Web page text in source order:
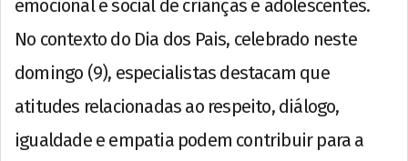
emocional e social de crianças e adolescentes.
No contexto do Dia dos Pais, celebrado neste
domingo (9), especialistas destacam que
atitudes relacionadas ao respeito, diálogo,
igualdade e empatia podem contribuir para a